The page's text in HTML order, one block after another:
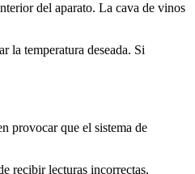
del aparato. La cava de vinos
la temperatura deseada. Si
provocar que el sistema de
recibir lecturas incorrectas,